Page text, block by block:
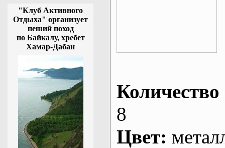
"Клуб Активного
Отдыха" организует
пеший поход
по Байкалу, хребет
Хамар-Дабан
Количество
8
Цвет: